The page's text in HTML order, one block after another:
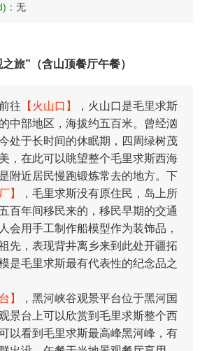
： 无
旅”（含山顶餐厅午餐）
往 【火山口】
，火山口是毛里求斯
中部地区，海拔约五百米。曾经汹
处于长时间的休眠期，四周绿树茂
，在此可以眺望整个毛里求斯西海
附近居民慢跑锻炼常去的地方。下
】
，毛里求斯没有原住民，岛上所
百年间移民来的，移民早期的交通
会用手工制作船模型作为装饰品，
先，表现背井离乡来到此处开疆拓
是毛里求斯最有代表性的纪念品之
】
，黑河峡谷观景平台位于黑河国
景台上可以欣赏到毛里求斯整个西
以看到毛里求斯最高峰黑河峰，有